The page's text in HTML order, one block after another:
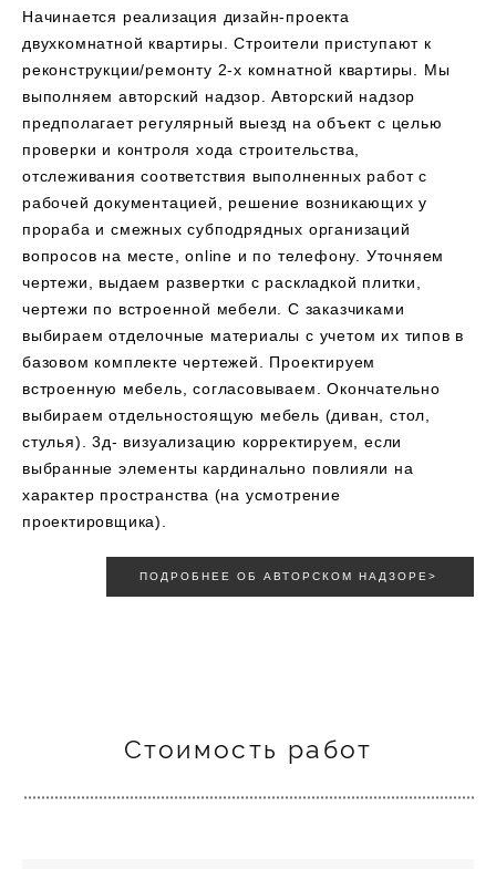
Начинается реализация дизайн-проекта
двухкомнатной квартиры. Строители приступают к
реконструкции/ремонту 2-х комнатной квартиры. Мы
выполняем авторский надзор. Авторский надзор
предполагает регулярный выезд на объект с целью
проверки и контроля хода строительства,
отслеживания соответствия выполненных работ с
рабочей документацией, решение возникающих у
прораба и смежных субподрядных организаций
вопросов на месте, online и по телефону. Уточняем
чертежи, выдаем развертки с раскладкой плитки,
чертежи по встроенной мебели. С заказчиками
выбираем отделочные материалы с учетом их типов в
базовом комплекте чертежей. Проектируем
встроенную мебель, согласовываем. Окончательно
выбираем отдельностоящую мебель (диван, стол,
стулья). 3д- визуализацию корректируем, если
выбранные элементы кардинально повлияли на
характер пространства (на усмотрение
проектировщика).
ПОДРОБНЕЕ ОБ АВТОРСКОМ НАДЗОРЕ>
Стоимость работ